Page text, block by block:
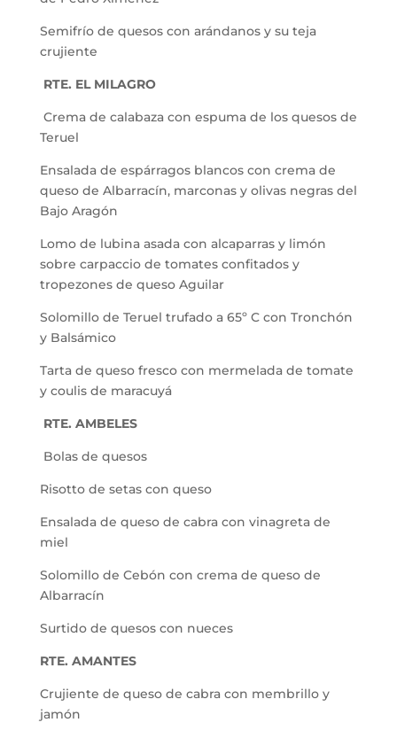
Semifrío de quesos con arándanos y su teja
crujiente
RTE. EL MILAGRO
Crema de calabaza con espuma de los quesos de
Teruel
Ensalada de espárragos blancos con crema de
queso de Albarracín, marconas y olivas negras del
Bajo Aragón
Lomo de lubina asada con alcaparras y limón
sobre carpaccio de tomates confitados y
tropezones de queso Aguilar
Solomillo de Teruel trufado a 65º C con Tronchón
y Balsámico
Tarta de queso fresco con mermelada de tomate
y coulis de maracuyá
RTE. AMBELES
Bolas de quesos
Risotto de setas con queso
Ensalada de queso de cabra con vinagreta de
miel
Solomillo de Cebón con crema de queso de
Albarracín
Surtido de quesos con nueces
RTE. AMANTES
Crujiente de queso de cabra con membrillo y
jamón